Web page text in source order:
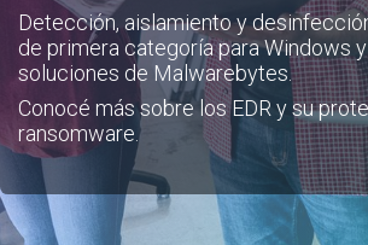
Detección, aislamiento y
de primera categoría para Windows
soluciones de Malwarebytes.
Conocé más sobre los EDR y su
ransomware.